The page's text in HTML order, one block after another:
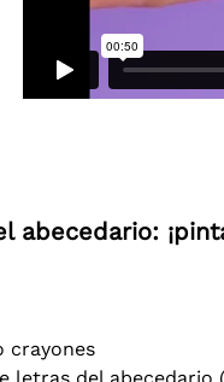
abecedario:
crayones